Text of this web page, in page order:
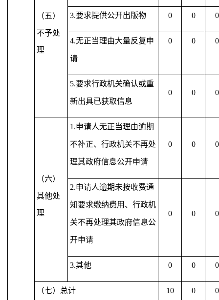
（五）
不予处
理
3.要求提供公开出版物 0 0 0
4.无正当理由大量反复申
请
0 0 0
5.要求行政机关确认或重
新出具已获取信息
0 0 0
（六）
其他处
理
1.申请人无正当理由逾期
不补正、行政机关不再处
理其政府信息公开申请
0 0 0
2.申请人逾期未按收费通
知要求缴纳费用、行政机
关不再处理其政府信息公
开申请
0 0 0
3.其他 0 0 0
（七）总计 10 0 0